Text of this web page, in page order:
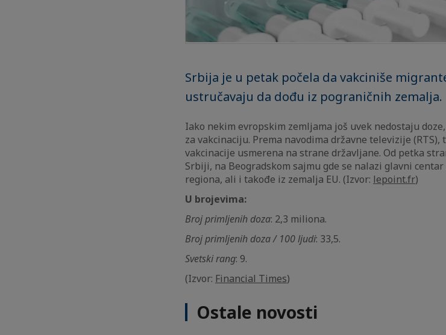
Srbija je u petak počela da vakciniše
ustručavaju da dođu iz pograničnih zemalja.
Iako nekim evropskim zemljama još uvek nedostaju
za vakcinaciju. Prema navodima državne televizije
vakcinacije usmerena na strane državljane. Od petka
Srbiji, na Beogradskom sajmu gde se nalazi glavni
regiona, ali i takođe iz zemalja EU. (Izvor: lepoint.fr)
U brojevima:
Broj primljenih doza: 2,3 miliona.
Broj primljenih doza / 100 ljudi: 33,5.
Svetski rang: 9.
(Izvor: Financial Times)
Ostale novosti